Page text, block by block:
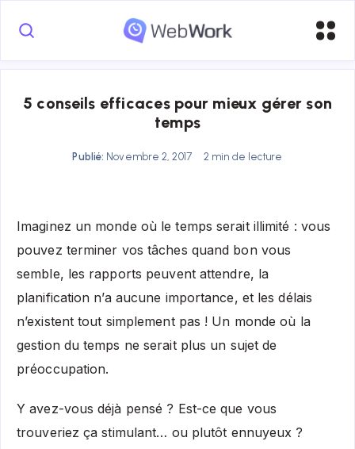
5 conseils efficaces pour mieux gérer son
temps
Publié: Novembre 2, 2017 2 min de lecture
Imaginez un monde où le temps serait illimité : vous
pouvez terminer vos tâches quand bon vous
semble, les rapports peuvent attendre, la
planification n’a aucune importance, et les délais
n’existent tout simplement pas ! Un monde où la
gestion du temps ne serait plus un sujet de
préoccupation.
Y avez-vous déjà pensé ? Est-ce que vous
trouveriez ça stimulant… ou plutôt ennuyeux ?